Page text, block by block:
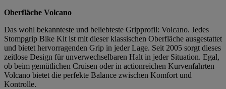
Oberfläche Volcano
Das wohl bekannteste und beliebteste Gripprofil: Volcano. Jedes
Stompgrip Bike Kit ist mit dieser klassischen Oberfläche ausgestattet
und bietet hervorragenden Grip in jeder Lage. Seit 2005 sorgt dieses
zeitlose Design für unverwechselbaren Halt in jeder Situation. Egal,
ob beim gemütlichen Cruisen oder in actionreichen Kurvenfahrten –
Volcano bietet die perfekte Balance zwischen Komfort und
Kontrolle.